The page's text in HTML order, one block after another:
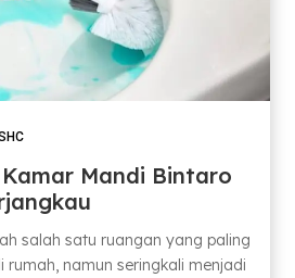
Mandi Bintaro
salah satu ruangan yang paling
rumah, namun seringkali menjadi